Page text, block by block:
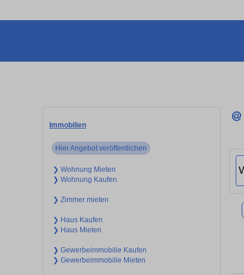
Immobilien
Hier Angebot veröffentlichen
❯ Wohnung Mieten
❯ Wohnung Kaufen
❯ Zimmer mieten
❯ Haus Kaufen
❯ Haus Mieten
❯ Gewerbeimmobilie Kaufen
❯ Gewerbeimmobilie Mieten